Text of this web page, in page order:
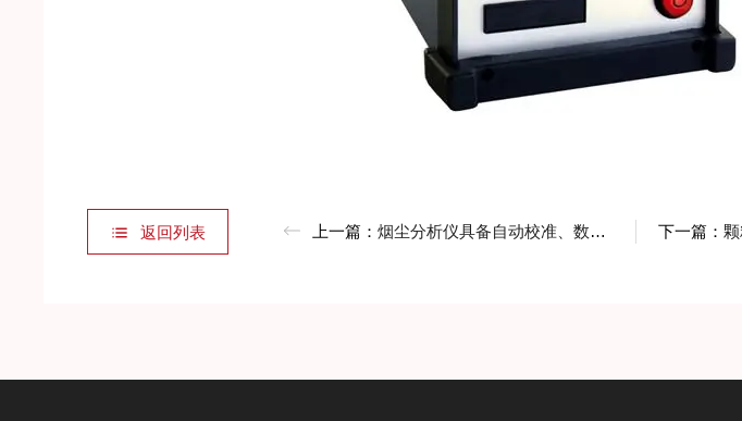
返回列表 上一篇：烟尘分析仪具备自动校准、数据存储和传输等功能 下一篇：颗